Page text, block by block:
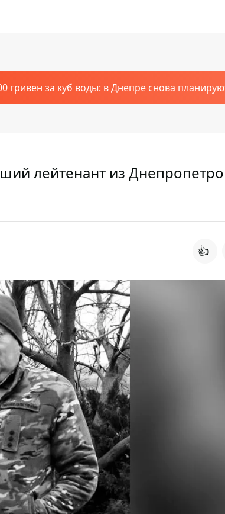
гривен за куб воды: в Днепре снова
лейтенант из
👍